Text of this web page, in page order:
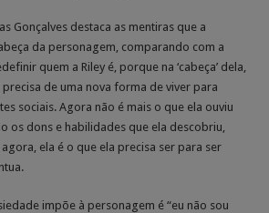
Gonçalves destaca as mentiras que a
da personagem, comparando com a
quem a Riley é, porque na ‘cabeça’ dela,
precisa de uma nova forma de viver para
sociais. Agora não é mais o que ela ouviu
os dons e habilidades que ela descobriu,
ela é o que ela precisa ser para ser
impõe à personagem é “eu não sou